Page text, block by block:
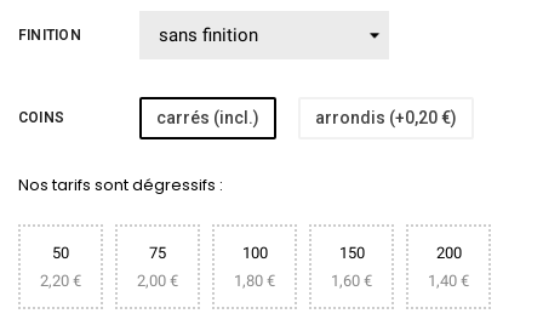
FINITION
COINS carrés (incl.) arrondis (+0,20 €)
Nos tarifs sont dégressifs :
50
2,20 €
75
2,00 €
100
1,80 €
150
1,60 €
200
1,40 €